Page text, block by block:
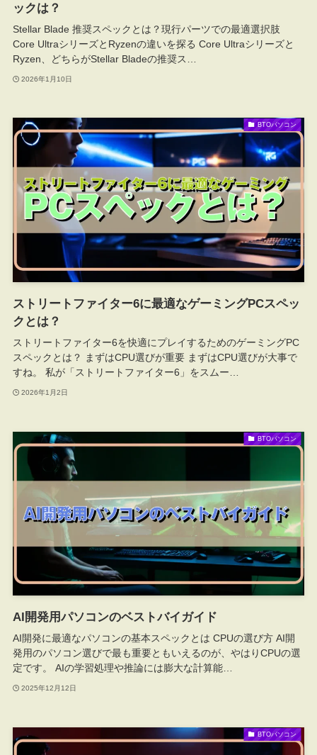
ックは？
Stellar Blade 推奨スペックとは？現行パーツでの最適選択肢
Core UltraシリーズとRyzenの違いを探る Core Ultraシリーズと
Ryzen、どちらがStellar Bladeの推奨ス…
2026年1月10日
BTOパソコン
ストリートファイター6に最適なゲーミングPCスペッ
クとは？
ストリートファイター6を快適にプレイするためのゲーミングPC
スペックとは？ まずはCPU選びが重要 まずはCPU選びが大事で
すね。 私が「ストリートファイター6」をスムー…
2026年1月2日
BTOパソコン
AI開発用パソコンのベストバイガイド
AI開発に最適なパソコンの基本スペックとは CPUの選び方 AI開
発用のパソコン選びで最も重要ともいえるのが、やはりCPUの選
定です。 AIの学習処理や推論には膨大な計算能…
2025年12月12日
BTOパソコン